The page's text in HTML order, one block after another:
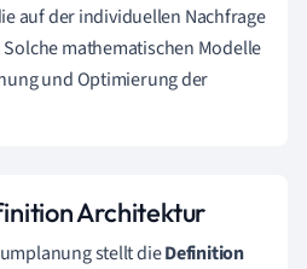
auf der individuellen Nachfrage
mathematischen Modelle
und Optimierung der
Architektur
stellt dieDefinition